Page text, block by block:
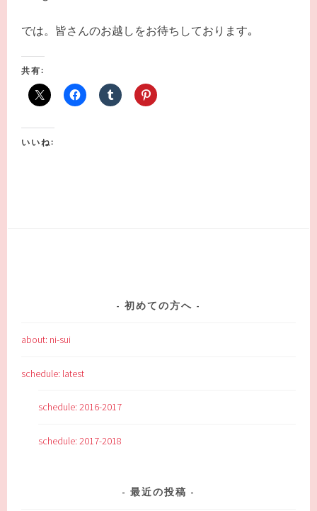
では。皆さんのお越しをお待ちしております｡
共有:
いいね:
初めての方へ
about: ni-sui
schedule: latest
schedule: 2016-2017
schedule: 2017-2018
最近の投稿